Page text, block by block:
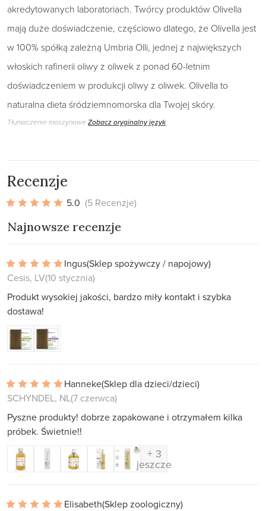
akredytowanych laboratoriach. Twórcy produktów Olivella
mają duże doświadczenie, częściowo dlatego, że Olivella jest
w 100% spółką zależną Umbria Olli, jednej z największych
włoskich rafinerii oliwy z oliwek z ponad 60-letnim
doświadczeniem w produkcji oliwy z oliwek. Olivella to
naturalna dieta śródziemnomorska dla Twojej skóry.
Tłumaczenie maszynowe Zobacz oryginalny język
Recenzje
5.0 (5 Recenzje)
Najnowsze recenzje
Ingus(Sklep spożywczy / napojowy)
Cesis, LV(10 stycznia)
Produkt wysokiej jakości, bardzo miły kontakt i szybka
dostawa!
Hanneke(Sklep dla dzieci/dzieci)
SCHYNDEL, NL(7 czerwca)
Pyszne produkty! dobrze zapakowane i otrzymałem kilka
próbek. Świetnie!!
+ 3
jeszcze
Elisabeth(Sklep zoologiczny)